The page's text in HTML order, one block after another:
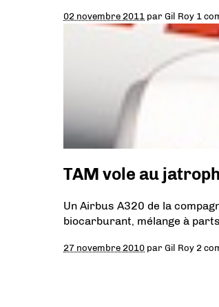
02 novembre 2011 parGil Roy 1
TAM vole au
Un Airbus A320 de la
biocarburant, mélange à
27 novembre 2010 parGil Roy 2